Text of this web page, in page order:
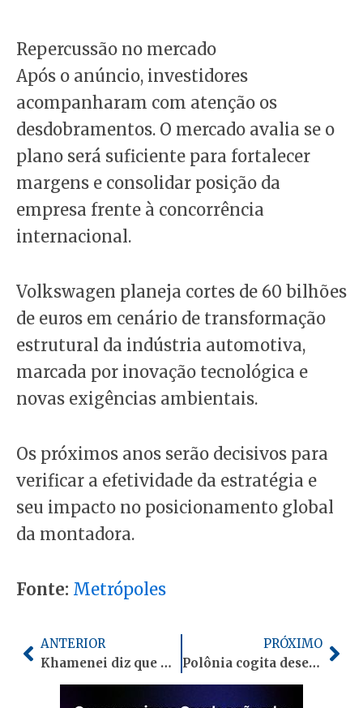
Repercussão no mercado
Após o anúncio, investidores
acompanharam com atenção os
desdobramentos. O mercado avalia se o
plano será suficiente para fortalecer
margens e consolidar posição da
empresa frente à concorrência
internacional.
Volkswagen planeja cortes de 60 bilhões
de euros em cenário de transformação
estrutural da indústria automotiva,
marcada por inovação tecnológica e
novas exigências ambientais.
Os próximos anos serão decisivos para
verificar a efetividade da estratégia e
seu impacto no posicionamento global
da montadora.
Fonte: Metrópoles
Anterior
ANTERIOR
Khamenei diz que Trump não destruirá Irã e ameaça afundar porta-aviões
PRÓXIMO
Polônia cogita desenvolver arma nuclear contra ameaça russa